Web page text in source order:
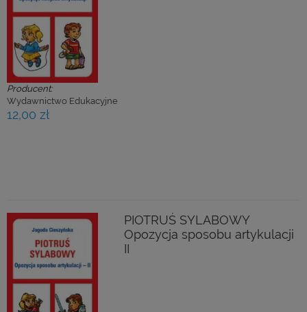
Producent:
Wydawnictwo Edukacyjne
12,00 zł
PIOTRUŚ SYLABOWY
Opozycja sposobu artykulacji
II